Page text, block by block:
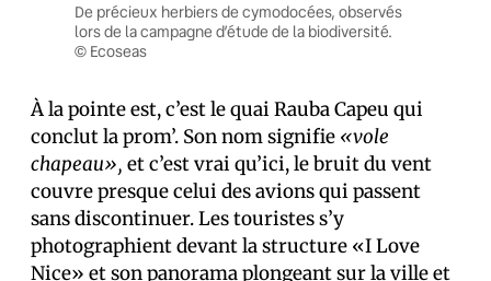
De précieux herbiers de cymodocées, observés
lors de la campagne d’étude de la biodiversité.
© Ecoseas
À la pointe est, c’est le quai Rauba Capeu qui
conclut la prom’. Son nom signifie «vole
chapeau», et c’est vrai qu’ici, le bruit du vent
couvre presque celui des avions qui passent
sans discontinuer. Les touristes s’y
photographient devant la structure «I Love
Nice» et son panorama plongeant sur la ville et